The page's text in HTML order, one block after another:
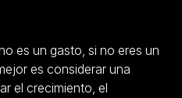
es un gasto, si no eres un
es considerar una
el crecimiento, el